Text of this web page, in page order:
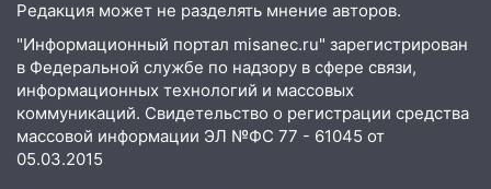
14:01
Инсценировали ДТП и получили
более 4,6 миллиона рублей: перед
судом предстанет банда
автоподставщиков
13:36 В Инзе произошел крупный пожар
13:00 В суде защитили репутацию
Редакция может не разделять мнение авторов.
"Информационный портал misanec.ru" зарегистрирован
в Федеральной службе по надзору в сфере связи,
информационных технологий и массовых
коммуникаций. Свидетельство о регистрации средства
массовой информации ЭЛ №ФС 77 - 61045 от
05.03.2015